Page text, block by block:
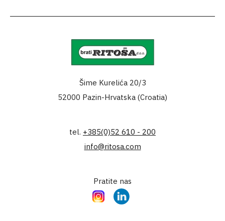
Šime Kurelića 20/3
52000 Pazin-Hrvatska (Croatia)
tel. +385(0)52 610 - 200
info@ritosa.com
Pratite nas
InstagramLinkedIn